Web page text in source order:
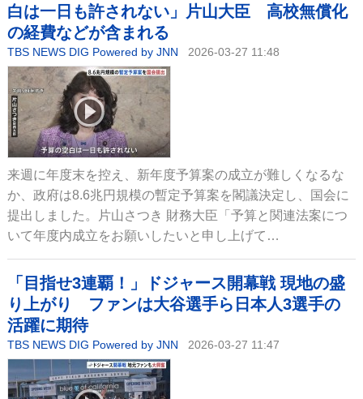
白は一日も許されない」片山大臣 高校無償化
の経費などが含まれる
TBS NEWS DIG Powered by JNN 2026-03-27 11:48
来週に年度末を控え、新年度予算案の成立が難しくなるな
か、政府は8.6兆円規模の暫定予算案を閣議決定し、国会に
提出しました。片山さつき 財務大臣「予算と関連法案につ
いて年度内成立をお願いしたいと申し上げて…
「目指せ3連覇！」ドジャース開幕戦 現地の盛
り上がり ファンは大谷選手ら日本人3選手の
活躍に期待
TBS NEWS DIG Powered by JNN 2026-03-27 11:47